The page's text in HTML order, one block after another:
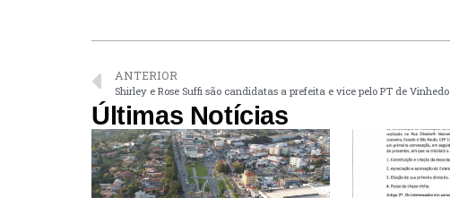
ANTERIOR
Shirley e Rose Suffi são candidatas a prefeita e vice pelo PT de Vinhedo
Últimas Notícias